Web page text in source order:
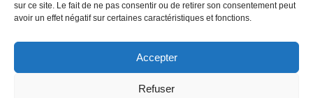
sur ce site. Le fait de ne pas consentir ou de retirer son consentement peut
avoir un effet négatif sur certaines caractéristiques et fonctions.
Accepter
Refuser